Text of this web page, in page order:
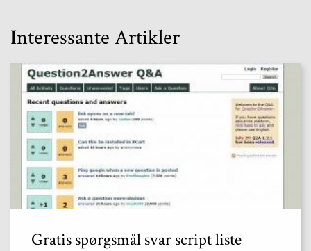
Interessante Artikler
Gratis spørgsmål svar script liste